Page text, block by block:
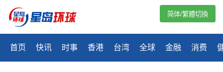
首页 快讯 时事 香港 台湾 全球 金融 消费
简体/繁體切換